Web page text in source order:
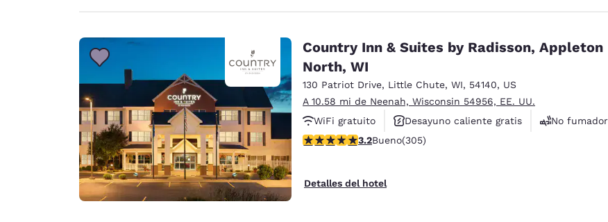
Country Inn & Suites by Radisson, Appleton
North, WI
130 Patriot Drive, Little Chute, WI, 54140, US
A 10.58 mi de Neenah, Wisconsin 54956, EE. UU.
WiFi gratuito
Desayuno caliente gratis
No
calificación de 3.24 estrellas. Bueno. 305 reseñas
3.2Bueno(305)
Detalles del hotel